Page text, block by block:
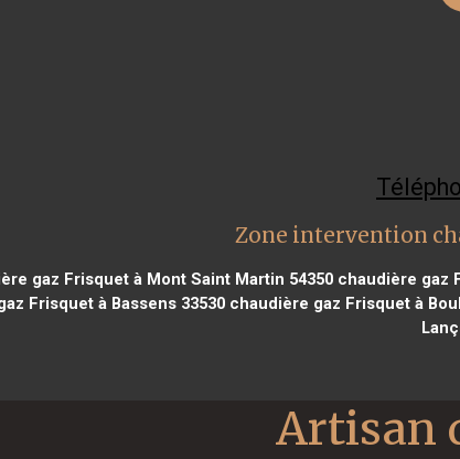
Zone intervention
gaz Frisquet à Mont Saint Martin 54350 chaudière gaz
Frisquet à Bassens 33530 chaudière gaz Frisquet à
Artisan